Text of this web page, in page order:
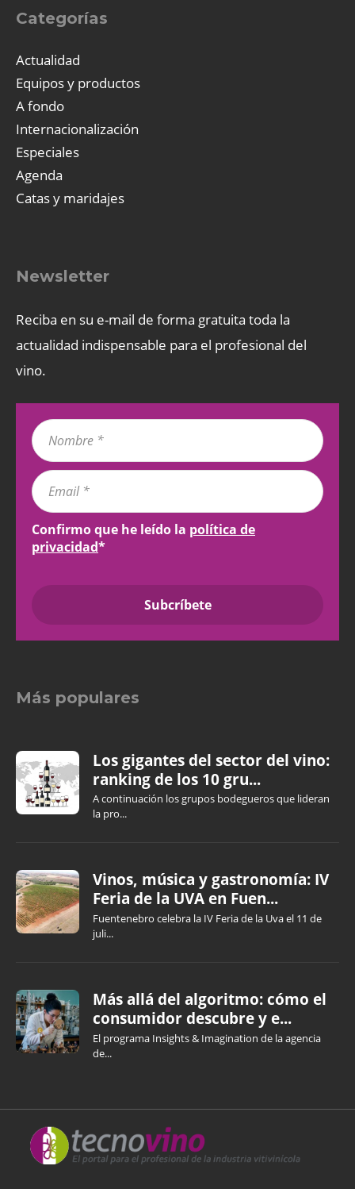
Categorías
Actualidad
Equipos y productos
A fondo
Internacionalización
Especiales
Agenda
Catas y maridajes
Newsletter
Reciba en su e-mail de forma gratuita toda la
actualidad indispensable para el profesional del
vino.
Confirmo que he leído la política de
privacidad*
Más populares
Los gigantes del sector del vino:
ranking de los 10 gru...
A continuación los grupos bodegueros que lideran
la pro...
Vinos, música y gastronomía: IV
Feria de la UVA en Fuen...
Fuentenebro celebra la IV Feria de la Uva el 11 de
juli...
Más allá del algoritmo: cómo el
consumidor descubre y e...
El programa Insights & Imagination de la agencia
de...